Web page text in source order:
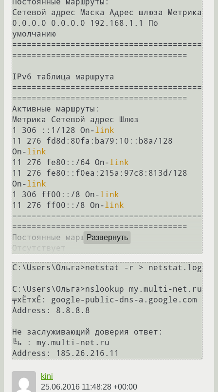
Постоянные маршруты:
Сетевой адрес Маска Адрес шлюза Метрика
0.0.0.0 0.0.0.0 192.168.1.1 По
умолчанию
=======================================
====================================
IPv6 таблица маршрута
=======================================
====================================
Активные маршруты:
Метрика Сетевой адрес Шлюз
1 306 ::1/128 On-link
11 276 fd8d:80fa:ba79:10::b8a/128
On-link
11 276 fe80::/64 On-link
11 276 fe80::f0ea:215a:97c8:813d/128
On-link
1 306 ff00::/8 On-link
11 276 ff00::/8 On-link
=======================================
====================================
Постоянные маршруты:
Развернуть
C:\Users\Ольга>netstat -r > netstat.log
C:\Users\Ольга>nslookup my.multi-net.ru
╤хЁтхЁ: google-public-dns-a.google.com
Address: 8.8.8.8
Не заслуживающий доверия ответ:
╚ь : my.multi-net.ru
kini
25.06.2016 11:48:28 +00:00